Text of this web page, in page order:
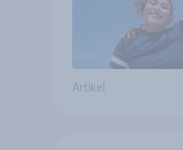
Artikel